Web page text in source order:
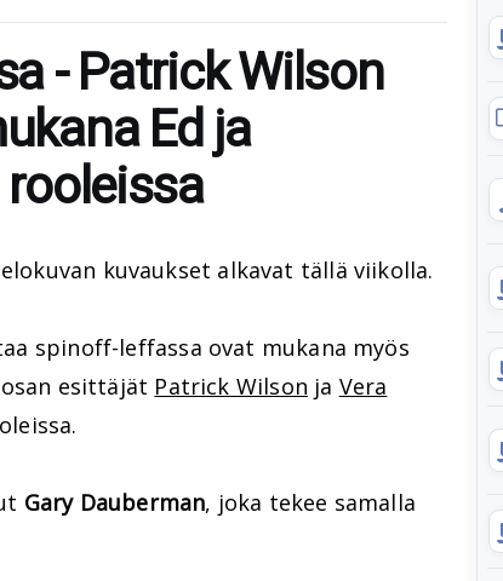
- Patrick Wilson
Ed ja
rooleissa
kuvaukset alkavat tällä viikolla.
spinoff-leffassa ovat mukana myös
esittäjät Patrick Wilson ja Vera
Gary Dauberman, joka tekee samalla